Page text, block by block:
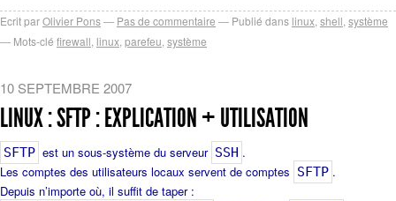
Ecrit parOlivier Pons Pas de commentaire Publié dans linux shell système
Mots-clé firewall linux parefeu système
10 SEPTEMBRE 2007
LINUX : SFTP : EXPLICATION + UTILISATION
SFTP est un sous-système du serveur SSH .
Les comptes des utilisateurs locaux servent de comptes SFTP .
Depuis n’importe où, il suffit de taper :